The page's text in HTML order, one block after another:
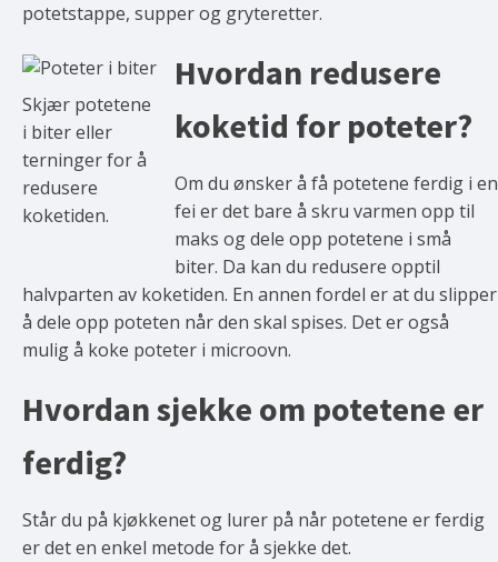
potetstappe, supper og gryteretter.
Skjær potetene
i biter eller
terninger for å
redusere
koketiden.
Hvordan redusere
koketid for poteter?
Om du ønsker å få potetene ferdig i en
fei er det bare å skru varmen opp til
maks og dele opp potetene i små
biter. Da kan du redusere opptil
halvparten av koketiden. En annen fordel er at du slipper
å dele opp poteten når den skal spises. Det er også
mulig å koke poteter i microovn.
Hvordan sjekke om potetene er
ferdig?
Står du på kjøkkenet og lurer på når potetene er ferdig
er det en enkel metode for å sjekke det.